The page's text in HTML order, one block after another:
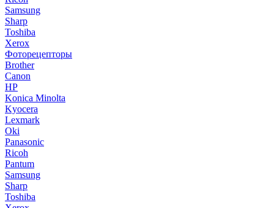
Samsung
Sharp
Toshiba
Xerox
Фоторецепторы
Brother
Canon
HP
Konica Minolta
Kyocera
Lexmark
Oki
Panasonic
Ricoh
Pantum
Samsung
Sharp
Toshiba